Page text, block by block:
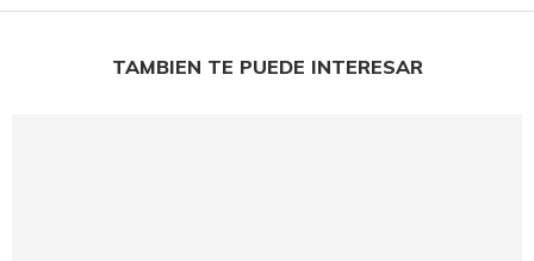
TAMBIEN TE PUEDE INTERESAR